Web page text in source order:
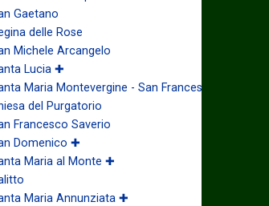
Gaetano
delle Rose
Michele Arcangelo
Lucia ✚
Maria Montevergine - San Francesco di Paola
del Purgatorio
Francesco Saverio
Domenico ✚
Maria al Monte ✚
Maria Annunziata ✚